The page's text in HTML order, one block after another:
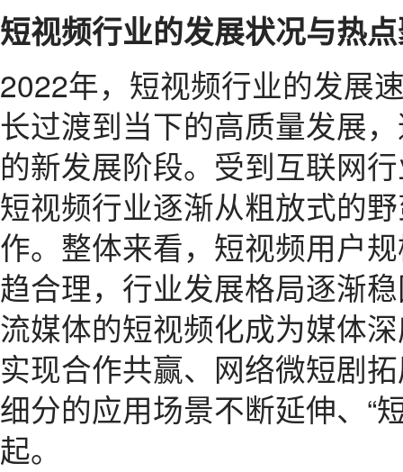
短视频行业的发展状况与热
2022年，短视频行业的发展
长过渡到当下的高质量发展
的新发展阶段。受到互联网
短视频行业逐渐从粗放式的
作。整体来看，短视频用户
趋合理，行业发展格局逐渐
流媒体的短视频化成为媒体
实现合作共赢、网络微短剧
细分的应用场景不断延伸、“
起。